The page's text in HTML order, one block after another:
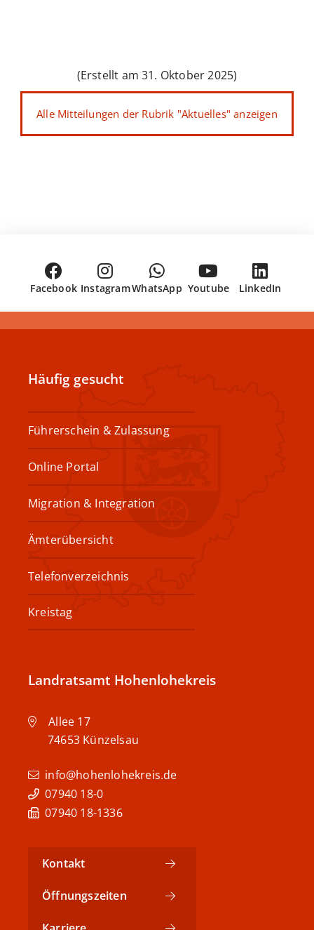
(Erstellt am 31. Oktober 2025)
Alle Mitteilungen der Rubrik "Aktuelles" anzeigen
Facebook InstagramWhatsApp Youtube LinkedIn
Häufig gesucht
Führerschein & Zulassung
Online Portal
Migration & Integration
Ämterübersicht
Telefonverzeichnis
Kreistag
Landratsamt Hohenlohekreis
Allee 17
74653 Künzelsau
info@hohenlohekreis.de
07940 18-0
07940 18-1336
Kontakt
Öffnungszeiten